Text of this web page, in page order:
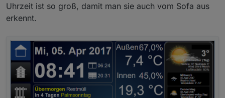
Uhrzeit ist so groß, damit man sie auch vom Sofa aus
erkennt.